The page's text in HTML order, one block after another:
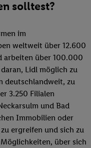
solltest?
im
weltweit über 12.600
arbeiten über 100.000
Lidl möglich zu
deutschlandweit, zu
3.250 Filialen
und Bad
Immobilien oder
ergreifen und sich zu
über sich